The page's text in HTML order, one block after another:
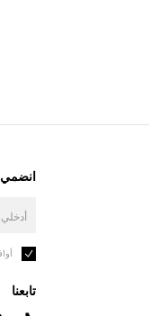
انضمي
تابعنا